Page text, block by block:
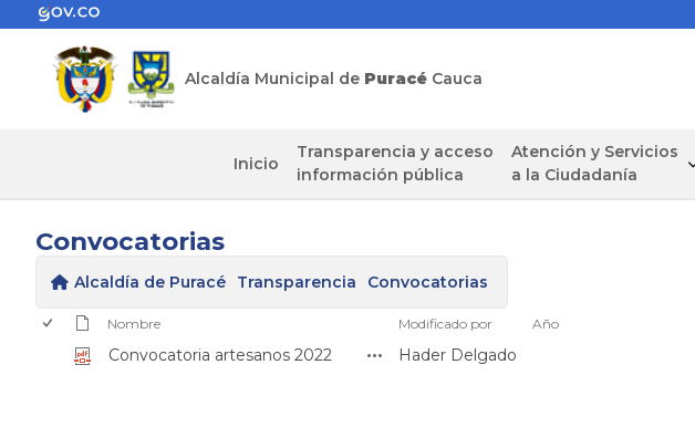
Alcaldía Municipal de Puracé Cauca
Inicio
Transparencia y acceso
información pública
Atención y Servicios
a la Ciudadanía
Convocatorias
Alcaldía de Puracé Transparencia Convocatorias
Nombre Modificado por Año
Convocatoria artesanos 2022 Hader Delgado